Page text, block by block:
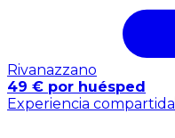
Rivanazzano
49 € por huésped
Experiencia compartida